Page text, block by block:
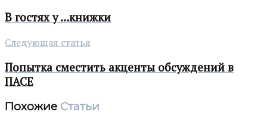
В гостях у …книжки
Следующая статья
Попытка сместить акценты обсуждений в
ПАСЕ
Похожие Статьи